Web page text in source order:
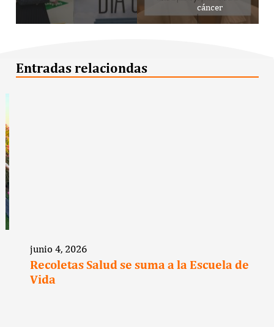
cáncer
Entradas relaciondas
junio 4, 2026
Recoletas Salud se suma a la Escuela de
Vida